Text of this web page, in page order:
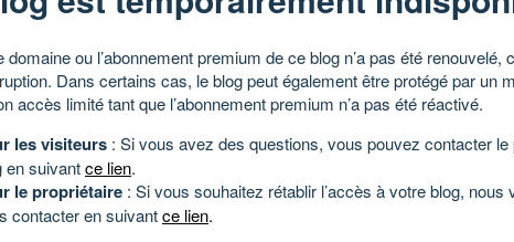
domaine ou l’abonnement premium de ce blog n’a pas été renouvelé,
Dans certains cas, le blog peut également être protégé par un
accès limité tant que l’abonnement premium n’a pas été réactivé.
les visiteurs : Si vous avez des questions, vous pouvez contacter le
en suivantce lien.
le propriétaire : Si vous souhaitez rétablir l’accès à votre blog, nous
contacter en suivantce lien.